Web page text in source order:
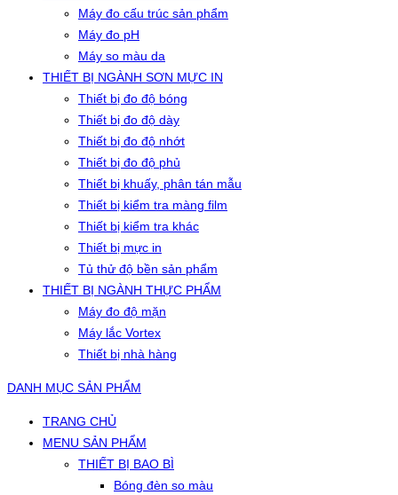
Máy đo cấu trúc sản phẩm
Máy đo pH
Máy so màu da
THIẾT BỊ NGÀNH SƠN MỰC IN
Thiết bị đo độ bóng
Thiết bị đo độ dày
Thiết bị đo độ nhớt
Thiết bị đo độ phủ
Thiết bị khuấy, phân tán mẫu
Thiết bị kiểm tra màng film
Thiết bị kiểm tra khác
Thiết bị mực in
Tủ thử độ bền sản phẩm
THIẾT BỊ NGÀNH THỰC PHẨM
Máy đo độ mặn
Máy lắc Vortex
Thiết bị nhà hàng
DANH MỤC SẢN PHẨM
TRANG CHỦ
MENU SẢN PHẨM
THIẾT BỊ BAO BÌ
Bóng đèn so màu